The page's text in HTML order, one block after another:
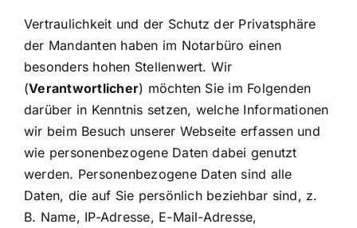
Tätigkeitsfelder
Downloads
Onlineformulare
Kontakt
Vertraulichkeit und der Schutz der Privatsphäre
der Mandanten haben im Notarbüro einen
besonders hohen Stellenwert. Wir
(Verantwortlicher) möchten Sie im Folgenden
darüber in Kenntnis setzen, welche Informationen
wir beim Besuch unserer Webseite erfassen und
wie personenbezogene Daten dabei genutzt
werden. Personenbezogene Daten sind alle
Daten, die auf Sie persönlich beziehbar sind, z.
B. Name, IP-Adresse, E-Mail-Adresse,